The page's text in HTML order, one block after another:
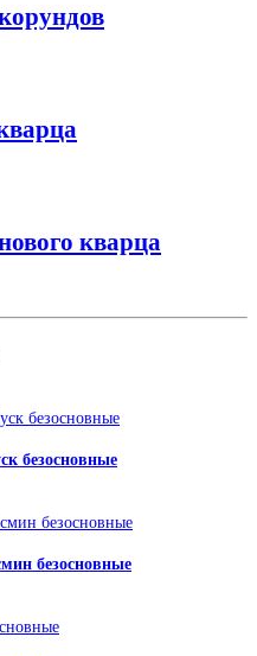
кварца
безосновные
безосновные